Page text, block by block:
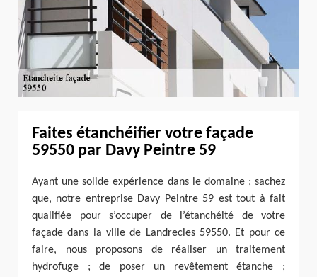
Faites étanchéifier votre façade
59550 par Davy Peintre 59
Ayant une solide expérience dans le domaine ; sachez
que, notre entreprise Davy Peintre 59 est tout à fait
qualifiée pour s’occuper de l’étanchéité de votre
façade dans la ville de Landrecies 59550. Et pour ce
faire, nous proposons de réaliser un traitement
hydrofuge ; de poser un revêtement étanche ;